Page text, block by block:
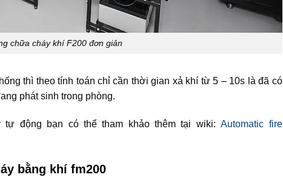
chữa cháy khí F200 đơn giản
thì theo tính toán chỉ cần thời gian xả khí từ 5 – 10s là đã có
phát sinh trong phòng.
động bạn có thể tham khảo thêm tại wiki:Automatic fire
bằng khí fm200